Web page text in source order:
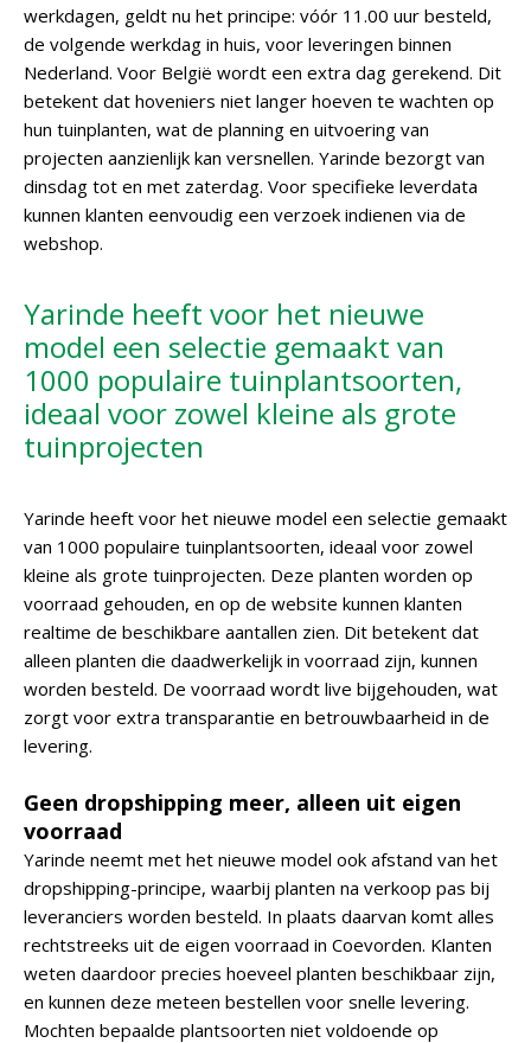
werkdagen, geldt nu het principe: vóór 11.00 uur besteld,
de volgende werkdag in huis, voor leveringen binnen
Nederland. Voor België wordt een extra dag gerekend. Dit
betekent dat hoveniers niet langer hoeven te wachten op
hun tuinplanten, wat de planning en uitvoering van
projecten aanzienlijk kan versnellen. Yarinde bezorgt van
dinsdag tot en met zaterdag. Voor specifieke leverdata
kunnen klanten eenvoudig een verzoek indienen via de
webshop.
Yarinde heeft voor het nieuwe
model een selectie gemaakt van
1000 populaire tuinplantsoorten,
ideaal voor zowel kleine als grote
tuinprojecten
Yarinde heeft voor het nieuwe model een selectie gemaakt
van 1000 populaire tuinplantsoorten, ideaal voor zowel
kleine als grote tuinprojecten. Deze planten worden op
voorraad gehouden, en op de website kunnen klanten
realtime de beschikbare aantallen zien. Dit betekent dat
alleen planten die daadwerkelijk in voorraad zijn, kunnen
worden besteld. De voorraad wordt live bijgehouden, wat
zorgt voor extra transparantie en betrouwbaarheid in de
levering.
Geen dropshipping meer, alleen uit eigen
voorraad
Yarinde neemt met het nieuwe model ook afstand van het
dropshipping-principe, waarbij planten na verkoop pas bij
leveranciers worden besteld. In plaats daarvan komt alles
rechtstreeks uit de eigen voorraad in Coevorden. Klanten
weten daardoor precies hoeveel planten beschikbaar zijn,
en kunnen deze meteen bestellen voor snelle levering.
Mochten bepaalde plantsoorten niet voldoende op